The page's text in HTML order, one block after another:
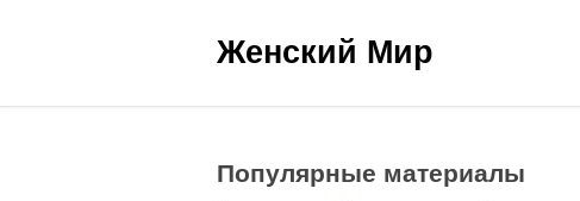
Женский Мир
Популярные материалы